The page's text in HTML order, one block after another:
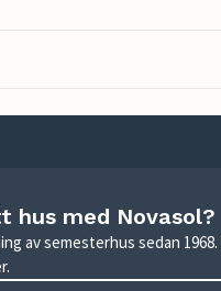
hus med Novasol?
av semesterhus sedan